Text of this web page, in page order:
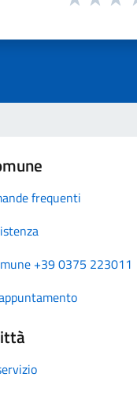
frequenti
+39 0375 223011